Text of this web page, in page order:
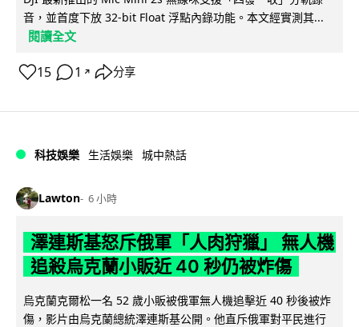
音，並首度下放 32-bit Float 浮點內錄功能。本文經實測其...
閱讀全文
15 1 ↗ 分享
科技娛樂 生活娛樂 城中熱話
Lawton 6 小時
澤連斯基怒斥俄軍「人肉狩獵」 無人機
追殺烏克蘭小販近 40 秒仍被炸傷
烏克蘭克爾松一名 52 歲小販被俄軍無人機追擊近 40 秒後被炸
傷，影片由烏克蘭總統澤連斯基公開。他直斥俄軍對平民進行